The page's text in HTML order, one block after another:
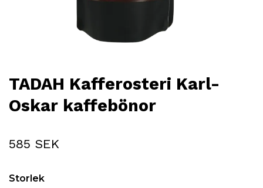
TADAH Kafferosteri Karl-
Oskar kaffebönor
585 SEK
Storlek